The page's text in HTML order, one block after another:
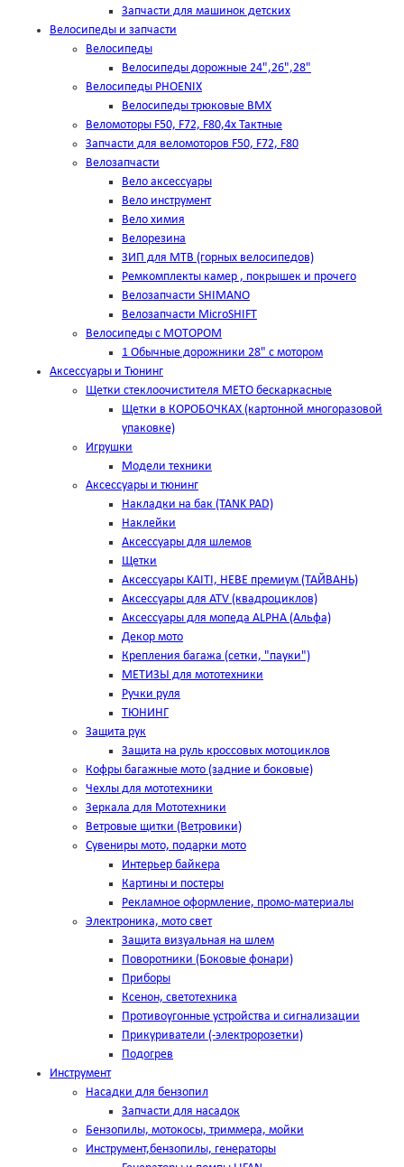
Запчасти для машинок детских
Велосипеды и запчасти
Велосипеды
Велосипеды дорожные 24",26",28"
Велосипеды PHOENIX
Велосипеды трюковые BMX
Веломоторы F50, F72, F80,4х Тактные
Запчасти для веломоторов F50, F72, F80
Велозапчасти
Вело аксессуары
Вело инструмент
Вело химия
Велорезина
ЗИП для MTB (горных велосипедов)
Ремкомплекты камер , покрышек и прочего
Велозапчасти SHIMANO
Велозапчасти MicroSHIFT
Велосипеды с МОТОРОМ
1 Обычные дорожники 28" с мотором
Аксессуары и Тюнинг
Щетки стеклоочистителя METO бескаркасные
Щетки в КОРОБОЧКАХ (картонной многоразовой
упаковке)
Игрушки
Модели техники
Аксессуары и тюнинг
Накладки на бак (TANK PAD)
Наклейки
Аксессуары для шлемов
Щетки
Аксессуары KAITI, HEBE премиум (ТАЙВАНЬ)
Аксессуары для ATV (квадроциклов)
Аксессуары для мопеда ALPHA (Альфа)
Декор мото
Крепления багажа (сетки, "пауки")
МЕТИЗЫ для мототехники
Ручки руля
ТЮНИНГ
Защита рук
Защита на руль кроссовых мотоциклов
Кофры багажные мото (задние и боковые)
Чехлы для мототехники
Зеркала для Мототехники
Ветровые щитки (Ветровики)
Сувениры мото, подарки мото
Интерьер байкера
Картины и постеры
Рекламное оформление, промо-материалы
Электроника, мото свет
Защита визуальная на шлем
Поворотники (Боковые фонари)
Приборы
Ксенон, светотехника
Противоугонные устройства и сигнализации
Прикуриватели (-электророзетки)
Подогрев
Инструмент
Насадки для бензопил
Запчасти для насадок
Бензопилы, мотокосы, триммера, мойки
Инструмент,бензопилы, генераторы